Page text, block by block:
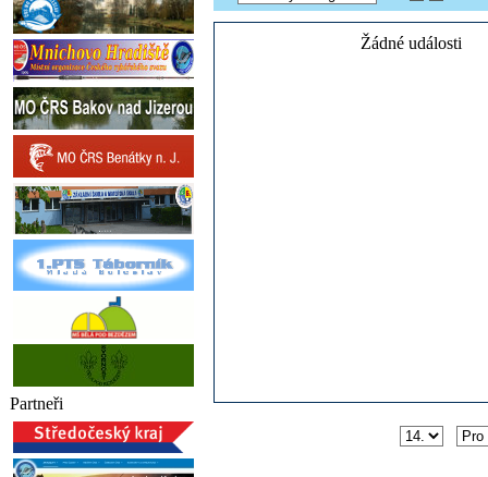
Partneři
Žádné události